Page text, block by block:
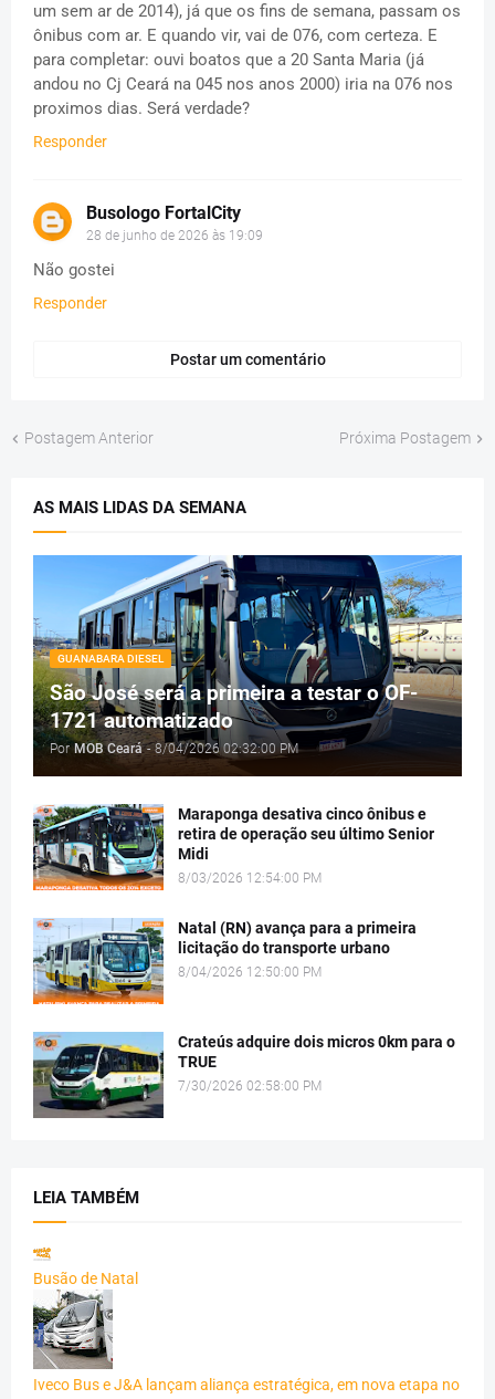
um sem ar de 2014), já que os fins de semana, passam os
ônibus com ar. E quando vir, vai de 076, com certeza. E
para completar: ouvi boatos que a 20 Santa Maria (já
andou no Cj Ceará na 045 nos anos 2000) iria na 076 nos
proximos dias. Será verdade?
Responder
Busologo FortalCity
28 de junho de 2026 às 19:09
Não gostei
Responder
Postar um comentário
Postagem Anterior Próxima Postagem
AS MAIS LIDAS DA SEMANA
GUANABARA DIESEL
São José será a primeira a testar o OF-
1721 automatizado
Por MOB Ceará - 8/04/2026 02:32:00 PM
Maraponga desativa cinco ônibus e
retira de operação seu último Senior
Midi
8/03/2026 12:54:00 PM
Natal (RN) avança para a primeira
licitação do transporte urbano
8/04/2026 12:50:00 PM
Crateús adquire dois micros 0km para o
TRUE
7/30/2026 02:58:00 PM
LEIA TAMBÉM
Busão de Natal
Iveco Bus e J&A lançam aliança estratégica, em nova etapa no